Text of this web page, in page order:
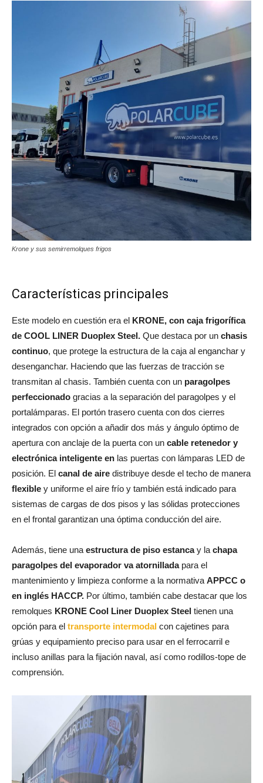
Krone y sus semirremolques frigos
Características principales
Este modelo en cuestión era el KRONE, con caja frigorífica
de COOL LINER Duoplex Steel. Que destaca por un chasis
continuo, que protege la estructura de la caja al enganchar y
desenganchar. Haciendo que las fuerzas de tracción se
transmitan al chasis. También cuenta con un paragolpes
perfeccionado gracias a la separación del paragolpes y el
portalámparas. El portón trasero cuenta con dos cierres
integrados con opción a añadir dos más y ángulo óptimo de
apertura con anclaje de la puerta con un cable retenedor y
electrónica inteligente en las puertas con lámparas LED de
posición. El canal de aire distribuye desde el techo de manera
flexible y uniforme el aire frío y también está indicado para
sistemas de cargas de dos pisos y las sólidas protecciones
en el frontal garantizan una óptima conducción del aire.
Además, tiene unaestructura de piso estancay lachapa
paragolpes del evaporador va atornilladapara el
mantenimiento y limpieza conforme a la normativaAPPCC o
en inglés HACCP. Por último, también cabe destacar que los
remolques KRONE Cool Liner Duoplex Steel tienen una
opción para el transporte intermodal con cajetines para
grúas y equipamiento preciso para usar en el ferrocarril e
incluso anillas para la fijación naval, así como rodillos-tope de
comprensión.